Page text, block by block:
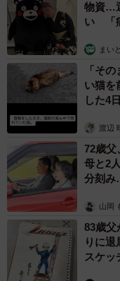
物資…
い 「
まい
「そ
い猫
した4
渡辺
72歳
母と2
分刻み
山岡
83歳
りに
スケッ